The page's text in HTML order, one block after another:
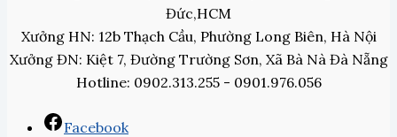
Đức,HCM
Xưởng HN: 12b Thạch Cầu, Phường Long Biên, Hà Nội
Xưởng ĐN: Kiệt 7, Đường Trường Sơn, Xã Bà Nà Đà Nẵng
Hotline: 0902.313.255 - 0901.976.056
Facebook